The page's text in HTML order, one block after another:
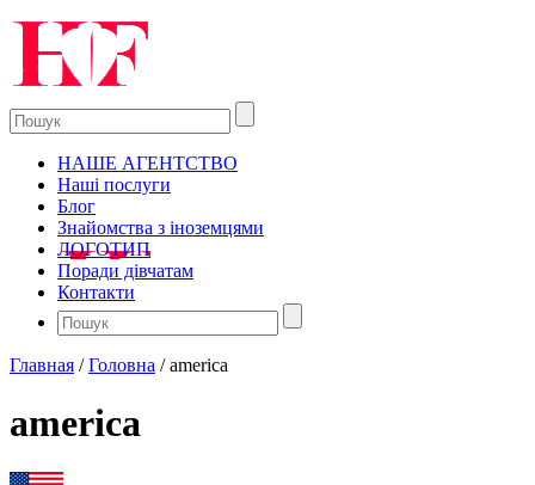
НАШЕ АГЕНТСТВО
Наші послуги
Блог
Знайомства з іноземцями
ЛОГОТИП
Поради дівчатам
Контакти
Главная /Головна /america
america